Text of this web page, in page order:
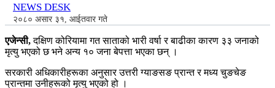
NEWS DESK
२०८० असार ३१, आईतवार गते
एजेन्सी,दक्षिण कोरियामा गत साताको भारी वर्षा र बाढीका कारण ३३ जनाको
मृत्यु भएको छ भने अन्य १० जना बेपत्ता भएका छन् ।
सरकारी अधिकारीहरूका अनुसार उत्तरी ग्याङसङ प्रान्त र मध्य चुङचेङ
प्रान्तमा उनीहरूको मृत्यु भएको हो ।